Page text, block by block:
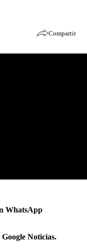
Compartir
WhatsApp
Noticias.